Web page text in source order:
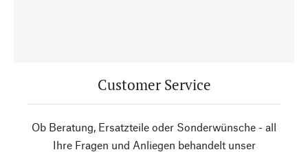
Customer Service
Ob Beratung, Ersatzteile oder Sonderwünsche - all
Ihre Fragen und Anliegen behandelt unser